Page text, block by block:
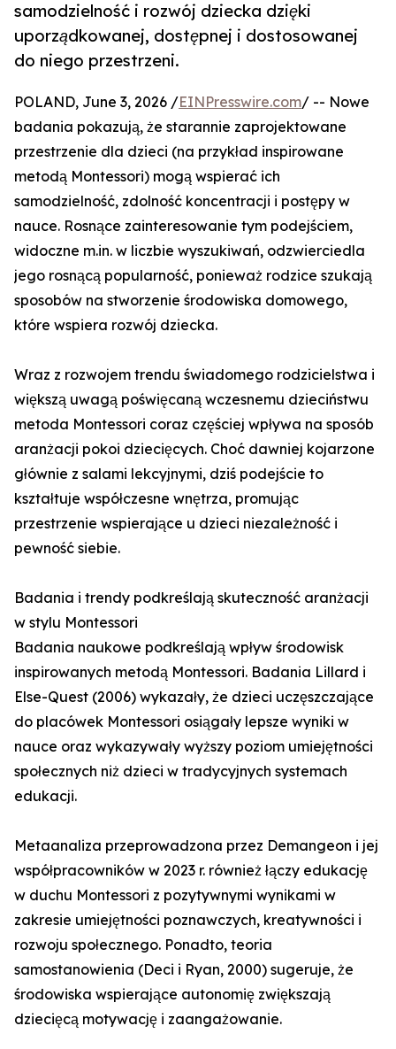
samodzielność i rozwój dziecka dzięki
uporządkowanej, dostępnej i dostosowanej
do niego przestrzeni.
POLAND, June 3, 2026 /EINPresswire.com/ -- Nowe
badania pokazują, że starannie zaprojektowane
przestrzenie dla dzieci (na przykład inspirowane
metodą Montessori) mogą wspierać ich
samodzielność, zdolność koncentracji i postępy w
nauce. Rosnące zainteresowanie tym podejściem,
widoczne m.in. w liczbie wyszukiwań, odzwierciedla
jego rosnącą popularność, ponieważ rodzice szukają
sposobów na stworzenie środowiska domowego,
które wspiera rozwój dziecka.
Wraz z rozwojem trendu świadomego rodzicielstwa i
większą uwagą poświęcaną wczesnemu dzieciństwu
metoda Montessori coraz częściej wpływa na sposób
aranżacji pokoi dziecięcych. Choć dawniej kojarzone
głównie z salami lekcyjnymi, dziś podejście to
kształtuje współczesne wnętrza, promując
przestrzenie wspierające u dzieci niezależność i
pewność siebie.
Badania i trendy podkreślają skuteczność aranżacji
w stylu Montessori
Badania naukowe podkreślają wpływ środowisk
inspirowanych metodą Montessori. Badania Lillard i
Else-Quest (2006) wykazały, że dzieci uczęszczające
do placówek Montessori osiągały lepsze wyniki w
nauce oraz wykazywały wyższy poziom umiejętności
społecznych niż dzieci w tradycyjnych systemach
edukacji.
Metaanaliza przeprowadzona przez Demangeon i jej
współpracowników w 2023 r. również łączy edukację
w duchu Montessori z pozytywnymi wynikami w
zakresie umiejętności poznawczych, kreatywności i
rozwoju społecznego. Ponadto, teoria
samostanowienia (Deci i Ryan, 2000) sugeruje, że
środowiska wspierające autonomię zwiększają
dziecięcą motywację i zaangażowanie.